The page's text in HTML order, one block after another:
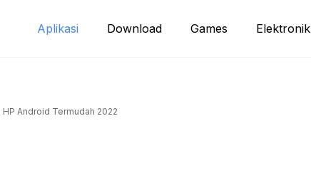
Aplikasi Download Games Elektronik
Android Termudah 2022